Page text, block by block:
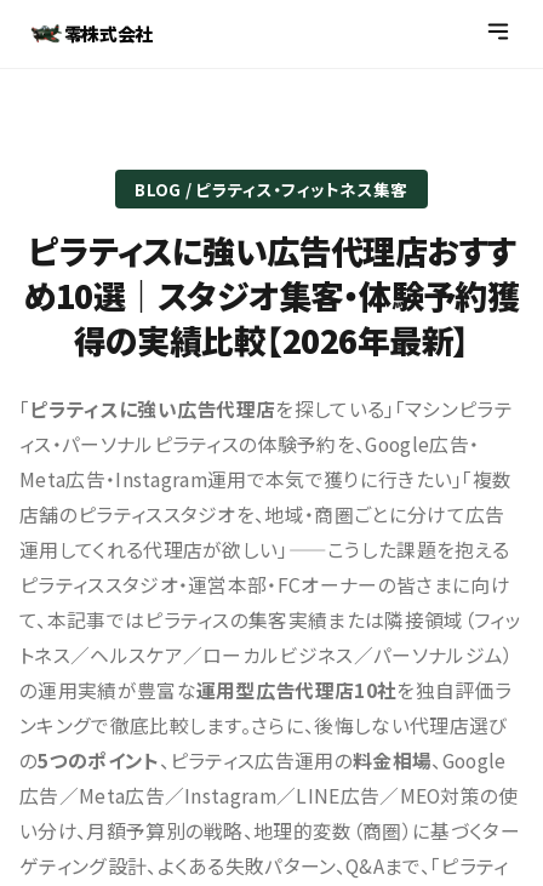
零株式会社
BLOG / ピラティス・フィットネス集客
ピラティスに強い広告代理店おすす
め10選｜スタジオ集客・体験予約獲
得の実績比較【2026年最新】
「ピラティスに強い広告代理店を探している」「マシンピラテ
ィス・パーソナルピラティスの体験予約を、Google広告・
Meta広告・Instagram運用で本気で獲りに行きたい」「複数
店舗のピラティススタジオを、地域・商圏ごとに分けて広告
運用してくれる代理店が欲しい」——こうした課題を抱える
ピラティススタジオ・運営本部・FCオーナーの皆さまに向け
て、本記事ではピラティスの集客実績または隣接領域（フィッ
トネス／ヘルスケア／ローカルビジネス／パーソナルジム）
の運用実績が豊富な運用型広告代理店10社を独自評価ラ
ンキングで徹底比較します。さらに、後悔しない代理店選び
の5つのポイント、ピラティス広告運用の料金相場、Google
広告／Meta広告／Instagram／LINE広告／MEO対策の使
い分け、月額予算別の戦略、地理的変数（商圏）に基づくター
ゲティング設計、よくある失敗パターン、Q&Aまで、「ピラティ